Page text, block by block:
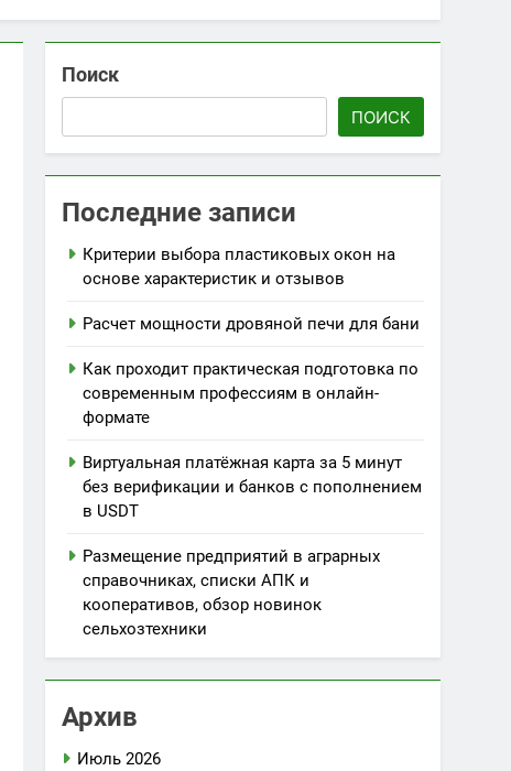
Поиск
ПОИСК
Последние записи
Критерии выбора пластиковых окон на
основе характеристик и отзывов
Расчет мощности дровяной печи для бани
Как проходит практическая подготовка по
современным профессиям в онлайн-
формате
Виртуальная платёжная карта за 5 минут
без верификации и банков с пополнением
в USDT
Размещение предприятий в аграрных
справочниках, списки АПК и
кооперативов, обзор новинок
сельхозтехники
Архив
Июль 2026